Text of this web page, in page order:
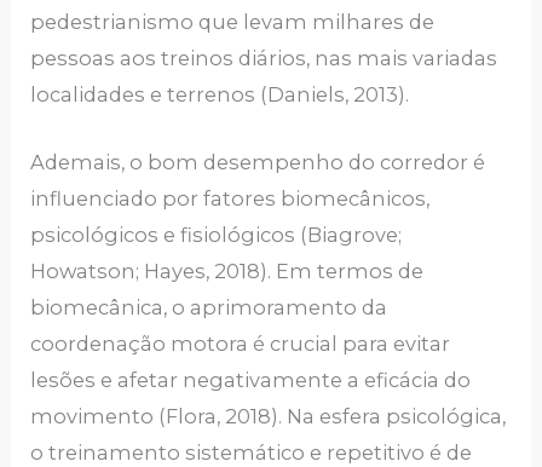
pedestrianismo que levam milhares de
pessoas aos treinos diários, nas mais variadas
localidades e terrenos (Daniels, 2013).
Ademais, o bom desempenho do corredor é
influenciado por fatores biomecânicos,
psicológicos e fisiológicos (Biagrove;
Howatson; Hayes, 2018). Em termos de
biomecânica, o aprimoramento da
coordenação motora é crucial para evitar
lesões e afetar negativamente a eficácia do
movimento (Flora, 2018). Na esfera psicológica,
o treinamento sistemático e repetitivo é de